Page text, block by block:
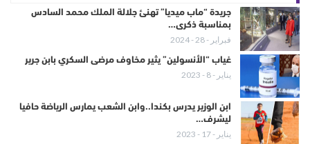
جريدة “ماب ميديا” تهنئ جلالة الملك محمد السادس
بمناسبة ذكرى…
فبراير - 28 - 2024
غياب “الأنسولين” يثير مخاوف مرضى السكري بابن جرير
يناير - 8 - 2023
ابن الوزير يدرس بكندا..وابن الشعب يمارس الرياضة حافيا
ليشرف…
يناير - 17 - 2023